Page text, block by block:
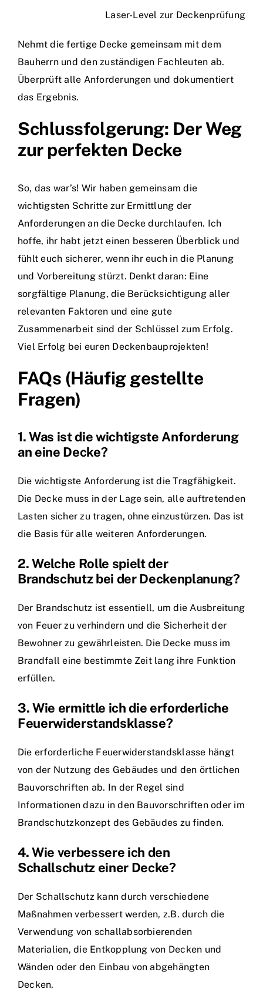
Laser-Level zur Deckenprüfung
Nehmt die fertige Decke gemeinsam mit dem
Bauherrn und den zuständigen Fachleuten ab.
Überprüft alle Anforderungen und dokumentiert
das Ergebnis.
Schlussfolgerung: Der Weg
zur perfekten Decke
So, das war’s! Wir haben gemeinsam die
wichtigsten Schritte zur Ermittlung der
Anforderungen an die Decke durchlaufen. Ich
hoffe, ihr habt jetzt einen besseren Überblick und
fühlt euch sicherer, wenn ihr euch in die Planung
und Vorbereitung stürzt. Denkt daran: Eine
sorgfältige Planung, die Berücksichtigung aller
relevanten Faktoren und eine gute
Zusammenarbeit sind der Schlüssel zum Erfolg.
Viel Erfolg bei euren Deckenbauprojekten!
FAQs (Häufig gestellte
Fragen)
1. Was ist die wichtigste Anforderung
an eine Decke?
Die wichtigste Anforderung ist die Tragfähigkeit.
Die Decke muss in der Lage sein, alle auftretenden
Lasten sicher zu tragen, ohne einzustürzen. Das ist
die Basis für alle weiteren Anforderungen.
2. Welche Rolle spielt der
Brandschutz bei der Deckenplanung?
Der Brandschutz ist essentiell, um die Ausbreitung
von Feuer zu verhindern und die Sicherheit der
Bewohner zu gewährleisten. Die Decke muss im
Brandfall eine bestimmte Zeit lang ihre Funktion
erfüllen.
3. Wie ermittle ich die erforderliche
Feuerwiderstandsklasse?
Die erforderliche Feuerwiderstandsklasse hängt
von der Nutzung des Gebäudes und den örtlichen
Bauvorschriften ab. In der Regel sind
Informationen dazu in den Bauvorschriften oder im
Brandschutzkonzept des Gebäudes zu finden.
4. Wie verbessere ich den
Schallschutz einer Decke?
Der Schallschutz kann durch verschiedene
Maßnahmen verbessert werden, z.B. durch die
Verwendung von schallabsorbierenden
Materialien, die Entkopplung von Decken und
Wänden oder den Einbau von abgehängten
Decken.